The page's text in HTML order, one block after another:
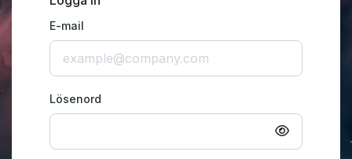
E-mail
Lösenord